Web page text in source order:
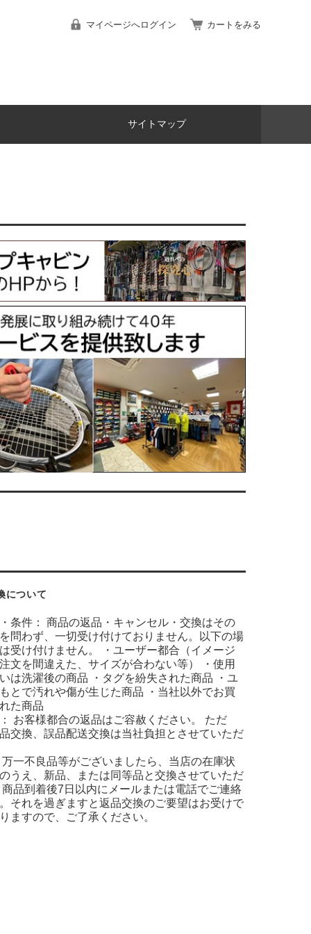
マイページへログイン カートをみる
サイトマップ
について
条件： 商品の返品・キャンセル・交換はその
問わず、一切受け付けておりません。以下の場
受け付けません。 ・ユーザー都合（イメージ
文を間違えた、サイズが合わない等） ・使用
は洗濯後の商品 ・タグを紛失された商品 ・ユ
とで汚れや傷が生じた商品 ・当社以外でお買
た商品
お客様都合の返品はご容赦ください。 ただ
交換、誤品配送交換は当社負担とさせていただ
一不良品等がございましたら、当店の在庫状
うえ、新品、または同等品と交換させていただ
商品到着後7日以内にメールまたは電話でご連絡
それを過ぎますと返品交換のご要望はお受けで
ますので、ご了承ください。